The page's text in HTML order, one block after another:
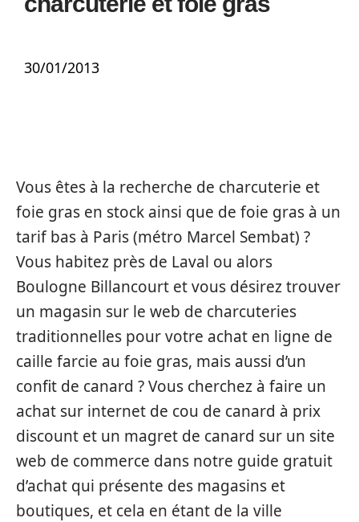
30/01/2013
Vous êtes à la recherche de charcuterie et
foie gras en stock ainsi que de foie gras à un
tarif bas à Paris (métro Marcel Sembat) ?
Vous habitez près de Laval ou alors
Boulogne Billancourt et vous désirez trouver
un magasin sur le web de charcuteries
traditionnelles pour votre achat en ligne de
caille farcie au foie gras, mais aussi d’un
confit de canard ? Vous cherchez à faire un
achat sur internet de cou de canard à prix
discount et un magret de canard sur un site
web de commerce dans notre guide gratuit
d’achat qui présente des magasins et
boutiques, et cela en étant de la ville